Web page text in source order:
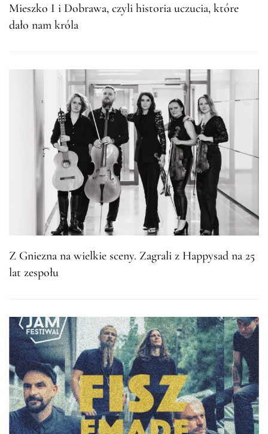
Mieszko I i Dobrawa, czyli historia uczucia, które
dało nam króla
Z Gniezna na wielkie sceny. Zagrali z Happysad na 25
lat zespołu